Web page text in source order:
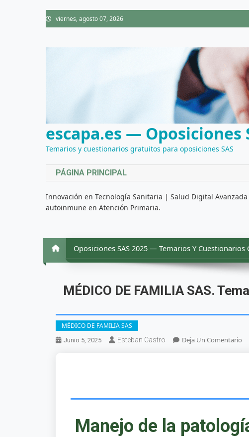
Saltar
al
viernes, agosto 07, 2026
escapa.es — Oposiciones
Temarios y cuestionarios gratuitos para oposiciones SAS
PÁGINA PRINCIPAL
Innovación en Tecnología Sanitaria | Salud Digital Avanzada
autoinmune en Atención Primaria.
Oposiciones SAS 2025 — Temarios Y Cuestionarios
MÉDICO DE FAMILIA SAS.
MÉDICO DE FAMILIA SAS
Junio 5, 2025 Esteban Castro Deja Un Comentario
De
La
Manejo de la